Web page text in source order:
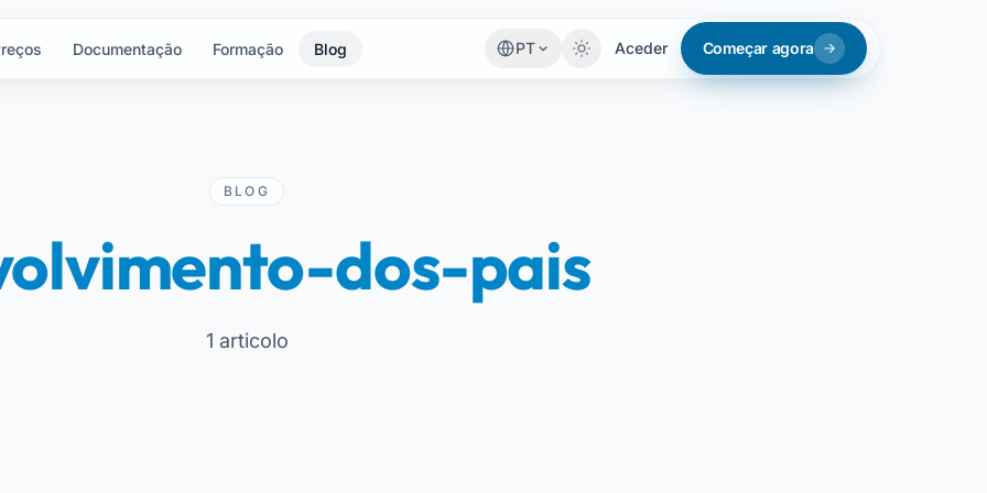
Documentação Formação Blog PT Aceder Começar agora
BLOG
dos-pais
1 articolo